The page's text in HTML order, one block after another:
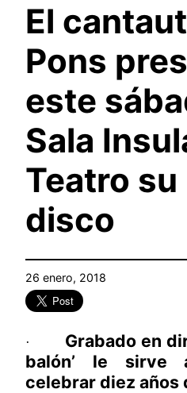
El
Pons
este
Sala
Teatro
disco
26 enero, 2018
·
Grabado en
balón’ le sirve
celebrar diez años